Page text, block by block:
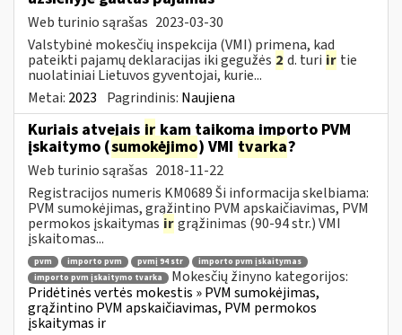
Web turinio sąrašas 2023-03-30
Valstybinė mokesčių inspekcija (VMI) primena, kad
pateikti pajamų deklaracijas iki gegužės 2 d. turi ir tie
nuolatiniai Lietuvos gyventojai, kurie...
Metai: 2023 Pagrindinis: Naujiena
Kuriais atvejais ir kam taikoma importo PVM
įskaitymo (sumokėjimo) VMI tvarka?
Web turinio sąrašas 2018-11-22
Registracijos numeris KM0689 Ši informacija skelbiama:
PVM sumokėjimas, grąžintino PVM apskaičiavimas, PVM
permokos įskaitymas irgrąžinimas (90-94 str.) VMI
įskaitomas...
pvm importo pvm pvmį 94 str
importo pvm įskaitymas
importo pvm įskaitymo tvarka
Mokesčių žinyno kategorijos:
Pridėtinės vertės mokestis » PVM sumokėjimas,
grąžintino PVM apskaičiavimas, PVM permokos
įskaitymas ir